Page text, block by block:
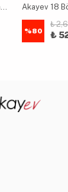
Akayev 1650ml İki Katlı 4 Bölmeli Çelik Yemek Kabı Mavi Akayev 18
%80
₺
₺